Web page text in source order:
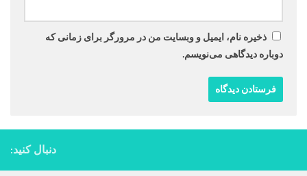
ذخیره نام، ایمیل و وبسایت من در مرورگر برای زمانی که
دوباره دیدگاهی می‌نویسم.
دنبال کنید: